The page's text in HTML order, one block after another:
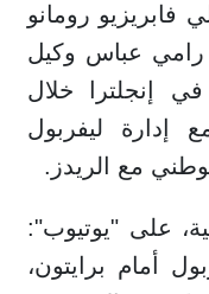
رومانو
رامي عباس وكيل
إنجلترا خلال
إدارة ليفربول
مع الريدز.
على "يوتيوب":
أمام برايتون،